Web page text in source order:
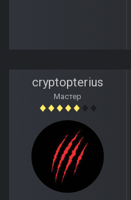
cryptopterius
Мастер